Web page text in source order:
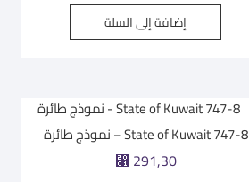
إضافة إلى السلة
State of Kuwait 747-8 – نموذج طائرة
⃁ 291,30